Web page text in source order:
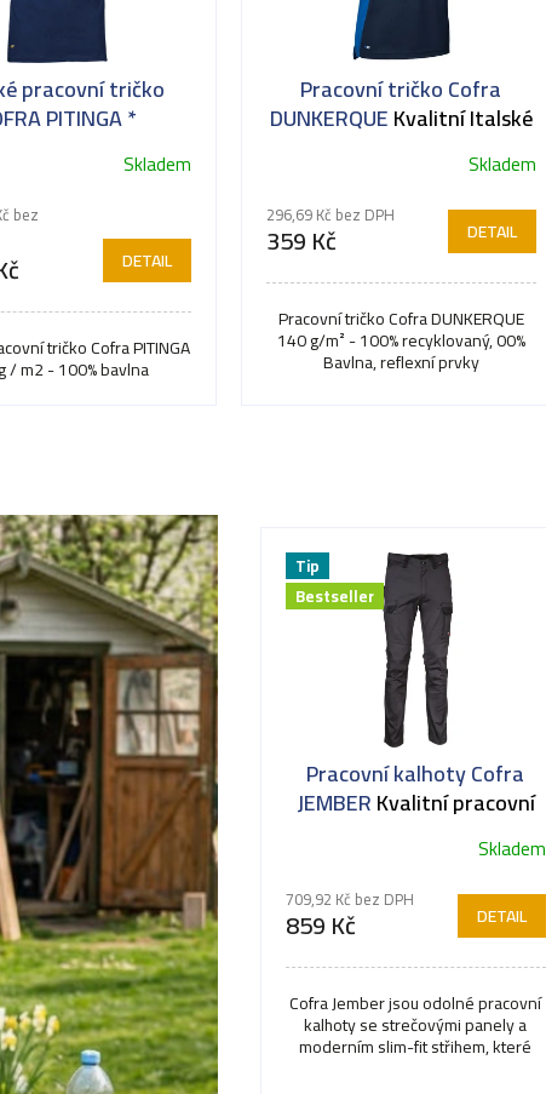
pracovní tričko
PITINGA *
Skladem
bez
DETAIL
tričko Cofra PITINGA
/ m2 - 100% bavlna
Pracovní tričko Cofra
DUNKERQUEKvalitní Italské
pracovní tričkoSkladem
296,69 Kč bez DPH
359 Kč DETAIL
Pracovní tričko Cofra DUNKERQUE
140 g/m² - 100% recyklovaný, 00%
Bavlna, reflexní prvky
Tip
Bestseller
Pracovní kalhoty Cofra
JEMBERKvalitní pracovní
hodnocení
produktu
je
5,0
z
hvězdiček.
Skladem
709,92 Kč bez DPH
859 Kč DETAIL
Cofra Jember jsou odolné pracovní
kalhoty se strečovými panely a
moderním slim-fit střihem, které